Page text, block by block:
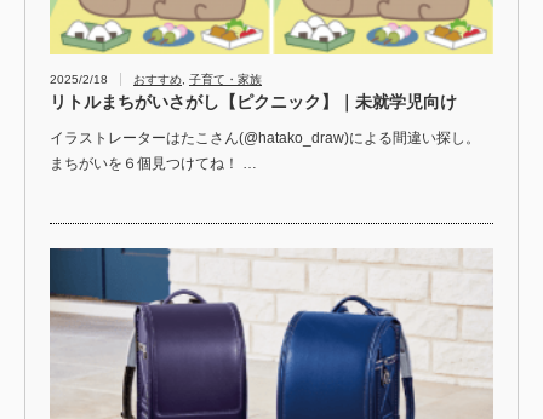
2025/2/18 おすすめ 子育て・家族
リトルまちがいさがし【ピクニック】｜未就学児向け
イラストレーターはたこさん(@hatako_draw)による間違い探し。
まちがいを６個見つけてね！ …